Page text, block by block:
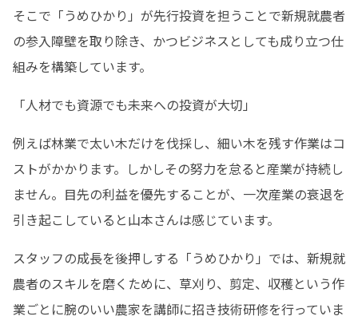
そこで「うめひかり」が先行投資を担うことで新規就農者
の参入障壁を取り除き、かつビジネスとしても成り立つ仕
組みを構築しています。
「人材でも資源でも未来への投資が大切」
例えば林業で太い木だけを伐採し、細い木を残す作業はコ
ストがかかります。しかしその努力を怠ると産業が持続し
ません。目先の利益を優先することが、一次産業の衰退を
引き起こしていると山本さんは感じています。
スタッフの成長を後押しする「うめひかり」では、新規就
農者のスキルを磨くために、草刈り、剪定、収穫という作
業ごとに腕のいい農家を講師に招き技術研修を行っていま